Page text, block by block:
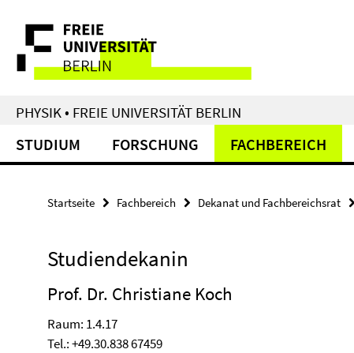
direkt
Inhalt
Service-
Navigation
PHYSIK • FREIE UNIVERSITÄT BERLIN
STUDIUM FORSCHUNG FACHBEREICH
Startseite Fachbereich Dekanat und Fachbereichsrat
Studiendekanin
Prof. Dr. Christiane Koch
Raum: 1.4.17
Tel.: +49.30.838 67459